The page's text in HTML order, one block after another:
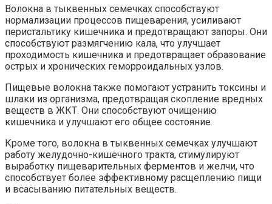
Волокна в тыквенных семечках способствуют
нормализации процессов пищеварения, усиливают
перистальтику кишечника и предотвращают запоры. Они
способствуют размягчению кала, что улучшает
проходимость кишечника и предотвращает образование
острых и хронических геморроидальных узлов.
Пищевые волокна также помогают устранить токсины и
шлаки из организма, предотвращая скопление вредных
веществ в ЖКТ. Они способствуют очищению
кишечника и улучшают его общее состояние.
Кроме того, волокна в тыквенных семечках улучшают
работу желудочно-кишечного тракта, стимулируют
выработку пищеварительных ферментов и желчи, что
способствует более эффективному расщеплению пищи
и всасыванию питательных веществ.